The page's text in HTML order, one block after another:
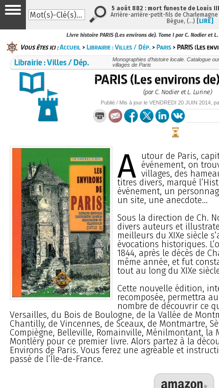
Livre histoire PARIS (Les environs de). Tome I par C. Nodier et
Vous êtes ici :Accueil >Librairie : Villes / Dép. >Paris > PARIS (Les
Librairie : Villes / Dép.
Monographies d’histoire locale. Catalogue
villages de Paris
PARIS (Les environs
(par C. Nodier et L. Lurine)
Publié / Mis à jour le VENDREDI 20 JUIN 2014,
A utour de Paris,
événement, on
villages, des
titres divers, marqué
événement, un
un site, une anecdote...
Sous la direction de Ch.
divers auteurs et
meilleurs du XIXe siècle
évocations historiques.
1844, après le décès de
même année, et fut
tout au long du XIXe
Cette nouvelle édition,
recomposée, permettra
nombre de découvrir ce
Versailles, du Bois de Boulogne, de la Vallée de
Chantilly, de Vincennes, de Sceaux, de Montmartre,
Compiègne, Belleville, Romainville, Ménilmontant, la
Montléry pour ce premier livre. Alors partez à la
Environs de Paris. Vous ferez une agréable et
passé de l’Île-de-France.
5 août 882 : mort funeste de Louis
Arrière-arrière-petit-fils de
Bègue, (…) [LIRE]